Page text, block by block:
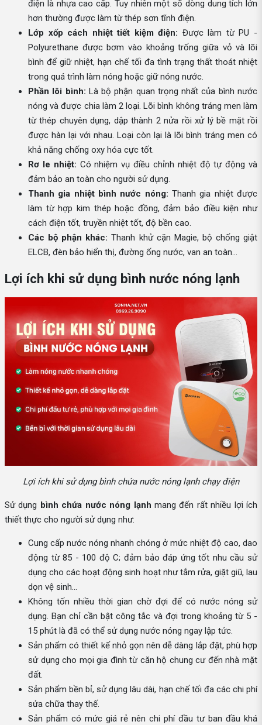
điện là nhựa cao cấp. Tuy nhiên một số dòng dung tích lớn
hơn thường được làm từ thép sơn tĩnh điện.
Lớp xốp cách nhiệt tiết kiệm điện: Được làm từ PU -
Polyurethane được bơm vào khoảng trống giữa vỏ và lõi
bình để giữ nhiệt, hạn chế tối đa tình trạng thất thoát nhiệt
trong quá trình làm nóng hoặc giữ nóng nước.
Phần lõi bình: Là bộ phận quan trọng nhất của bình nước
nóng và được chia làm 2 loại. Lõi bình không tráng men làm
từ thép chuyên dụng, dập thành 2 nửa rồi xử lý bề mặt rồi
được hàn lại với nhau. Loại còn lại là lõi bình tráng men có
khả năng chống oxy hóa cực tốt.
Rơ le nhiệt: Có nhiệm vụ điều chỉnh nhiệt độ tự động và
đảm bảo an toàn cho người sử dụng.
Thanh gia nhiệt bình nước nóng: Thanh gia nhiệt được
làm từ hợp kim thép hoặc đồng, đảm bảo điều kiện như
cách điện tốt, truyền nhiệt tốt, độ bền cao.
Các bộ phận khác: Thanh khử cặn Magie, bộ chống giật
ELCB, đèn bảo hiển thị, đường ống nước, van an toàn…
Lợi ích khi sử dụng bình nước nóng lạnh
Lợi ích khi sử dụng bình chứa nước nóng lạnh chạy điện
Sử dụng bình chứa nước nóng lạnh mang đến rất nhiều lợi ích
thiết thực cho người sử dụng như:
Cung cấp nước nóng nhanh chóng ở mức nhiệt độ cao, dao
động từ 85 - 100 độ C; đảm bảo đáp ứng tốt nhu cầu sử
dụng cho các hoạt động sinh hoạt như tắm rửa, giặt giũ, lau
dọn vệ sinh…
Không tốn nhiều thời gian chờ đợi để có nước nóng sử
dụng. Bạn chỉ cần bật công tắc và đợi trong khoảng từ 5 -
15 phút là đã có thể sử dụng nước nóng ngay lập tức.
Sản phẩm có thiết kế nhỏ gọn nên dễ dàng lắp đặt, phù hợp
sử dụng cho mọi gia đình từ căn hộ chung cư đến nhà mặt
đất.
Sản phẩm bền bỉ, sử dụng lâu dài, hạn chế tối đa các chi phí
sửa chữa thay thế.
Sản phẩm có mức giá rẻ nên chi phí đầu tư ban đầu khá